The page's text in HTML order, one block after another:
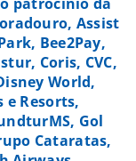
Assist
Bee2Pay,
Coris, CVC,
World,
e Resorts,
Gol
Cataratas,